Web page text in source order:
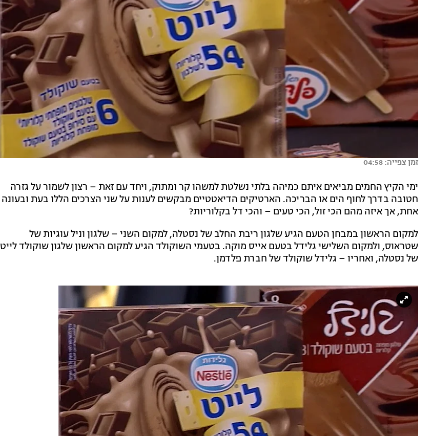
זמן צפייה: 04:58
ימי הקיץ החמים מביאים איתם כמיהה בלתי נשלטת למשהו קר ומתוק, ויחד עם זאת – רצון לשמור על גזרה
חטובה בדרך לחוף הים או הבריכה. הארטיקים הדיאטטיים מבקשים לענות על שני הצרכים הללו בעת ובעונה
אחת, אך איזה מהם הכי זול, הכי טעים – והכי דל בקלוריות?
למקום הראשון במבחן הטעם הגיע שלגון ריבת החלב של נסטלה, למקום השני – שלגון וניל עוגיות של
שטראוס, ולמקום השלישי גלידל בטעם אייס מוקה. בטעמי השוקולד הגיע למקום הראשון שלגון שוקולד לייט
של נסטלה, ואחריו – גלידל שוקולד של חברת פלדמן.